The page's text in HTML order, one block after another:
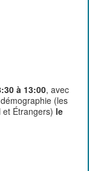
à 13:00, avec
(les
et Étrangers) le